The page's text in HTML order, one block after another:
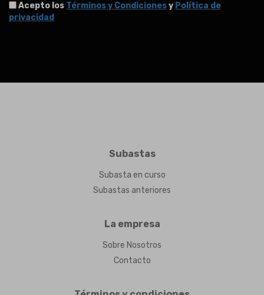
Acepto los Términos y Condicionesy Política de
privacidad
Subastas
Subasta en curso
Subastas anteriores
La empresa
Sobre Nosotros
Contacto